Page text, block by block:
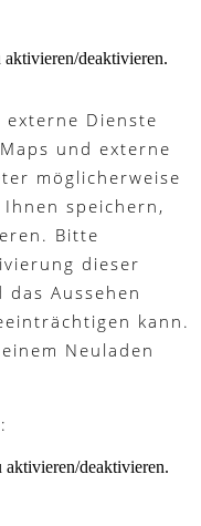
deaktivieren.
Dienste
und externe
möglicherweise
speichern,
Bitte
dieser
Aussehen
kann.
Neuladen
deaktivieren.